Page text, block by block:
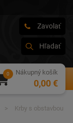
Zavolať
Hľadať
Nákupný košík
0,00 €
Krby s obstavbou